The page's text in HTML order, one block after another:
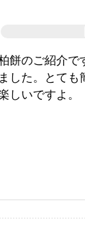
餅のご紹介で
した。とて
しいですよ。